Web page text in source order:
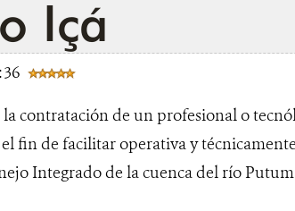
Içá
contratación de un profesional o
fin de facilitar operativa y
Integrado de la cuenca del río